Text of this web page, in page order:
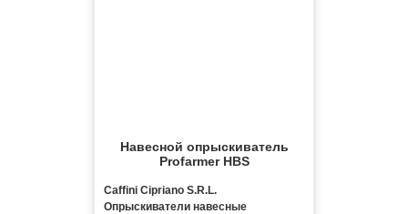
Навесной опрыскиватель
Profarmer HBS
Caffini Cipriano S.R.L.
Опрыскиватели навесные